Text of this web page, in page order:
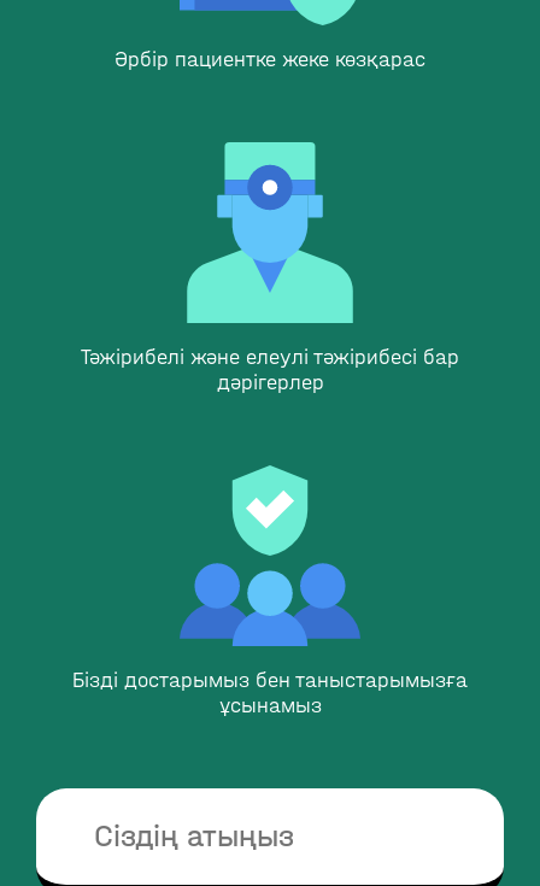
Әрбір пациентке жеке көзқарас
Тәжірибелі және елеулі тәжірибесі бар
дәрігерлер
Бізді достарымыз бен таныстарымызға
ұсынамыз